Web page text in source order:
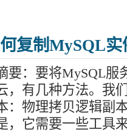
复制MySQL实
要：要将MySQL服
，有几种方法。我
：物理拷贝逻辑副
，它需要一些工具